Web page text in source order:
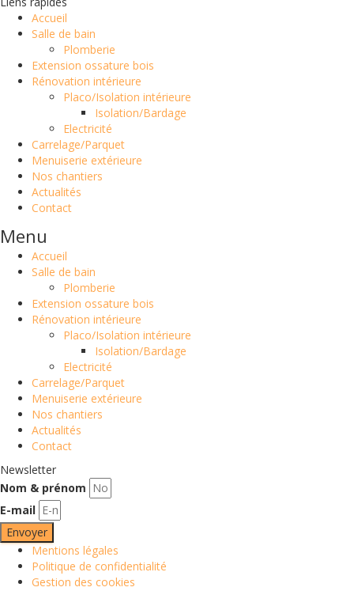
Accueil
Salle de bain
Plomberie
Extension ossature bois
Rénovation intérieure
Placo/Isolation intérieure
Isolation/Bardage
Electricité
Carrelage/Parquet
Menuiserie extérieure
Nos chantiers
Actualités
Contact
Menu
Accueil
Salle de bain
Plomberie
Extension ossature bois
Rénovation intérieure
Placo/Isolation intérieure
Isolation/Bardage
Electricité
Carrelage/Parquet
Menuiserie extérieure
Nos chantiers
Actualités
Contact
Newsletter
Nom & prénom
E-mail
Envoyer
Mentions légales
Politique de confidentialité
Gestion des cookies